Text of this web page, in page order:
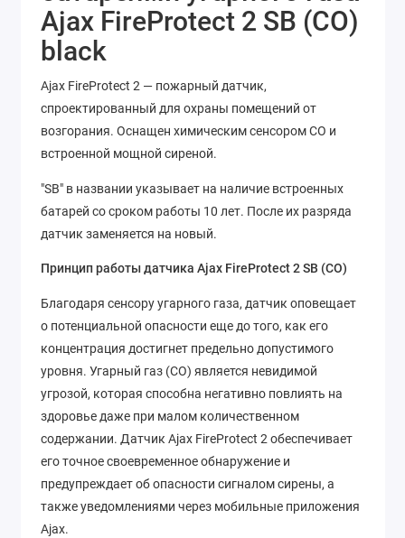
Ajax FireProtect 2 SB (CO)
black
Ajax FireProtect 2 — пожарный датчик,
спроектированный для охраны помещений от
возгорания. Оснащен химическим сенсором CO и
встроенной мощной сиреной.
"SB" в названии указывает на наличие встроенных
батарей со сроком работы 10 лет. После их разряда
датчик заменяется на новый.
Принцип работы датчика Ajax FireProtect 2 SB (CO)
Благодаря сенсору угарного газа, датчик оповещает
о потенциальной опасности еще до того, как его
концентрация достигнет предельно допустимого
уровня. Угарный газ (CO) является невидимой
угрозой, которая способна негативно повлиять на
здоровье даже при малом количественном
содержании. Датчик Ajax FireProtect 2 обеспечивает
его точное своевременное обнаружение и
предупреждает об опасности сигналом сирены, а
также уведомлениями через мобильные приложения
Ajax.